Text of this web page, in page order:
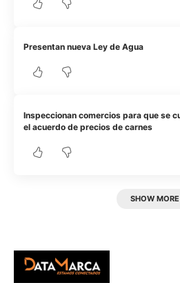
Presentan nueva Ley de Agua
Inspeccionan comercios para que se
el acuerdo de precios de carnes
SHOW MORE